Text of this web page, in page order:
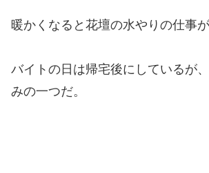
暖かくなると花壇の水やりの仕事が
バイトの日は帰宅後にしているが
みの一つだ。